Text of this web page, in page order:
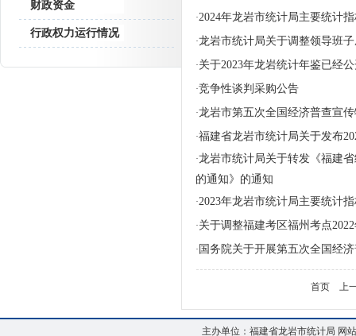
财政资金
行政权力运行情况
·2024年龙岩市统计局主要统计
·龙岩市统计局关于调整领导班
·关于2023年龙岩统计年鉴已经
·竞争性谈判采购公告
·龙岩市第五次全国经济普查宣
·福建省龙岩市统计局关于发布
·龙岩市统计局关于转发《福建
的通知》的通知
·2023年龙岩市统计局主要统计
·关于调整福建考区福州考点
· 国务院关于开展第五次全国经
首页 上